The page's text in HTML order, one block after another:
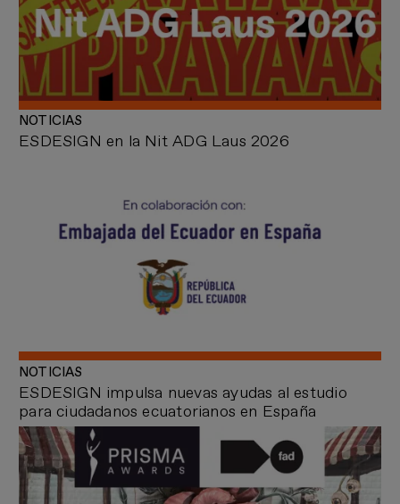
ESDESIGN en la Nit ADG Laus 2026
NOTICIAS
ESDESIGN impulsa nuevas ayudas al estudio
para ciudadanos ecuatorianos en España
NOTICIAS